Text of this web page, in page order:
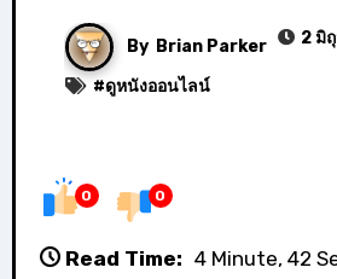
By Brian Parker 2 มิ
#ดูหนังออนไลน์
0 0
Read Time: 4 Minute, 42